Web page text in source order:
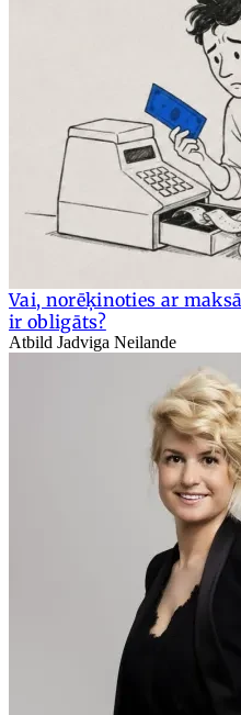
Vai, norēķinoties ar
ir obligāts?
Atbild Jadviga Neilande